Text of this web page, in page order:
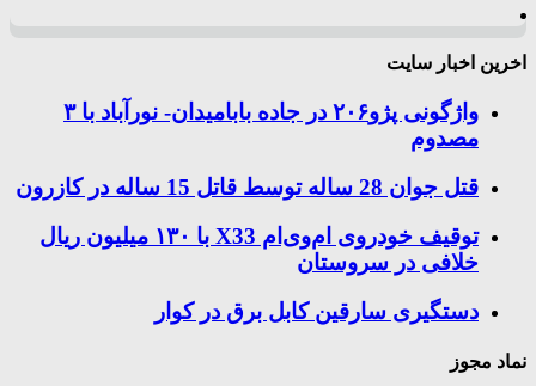
اخرین اخبار سایت
واژگونی پژو۲۰۶ در جاده بابامیدان- نورآباد با ۳
مصدوم
قتل جوان 28 ساله توسط قاتل 15 ساله در کازرون
توقیف خودروی ام‌وی‌ام X33 با ۱۳۰ میلیون ریال
خلافی در سروستان
دستگیری سارقین کابل برق در کوار
نماد مجوز